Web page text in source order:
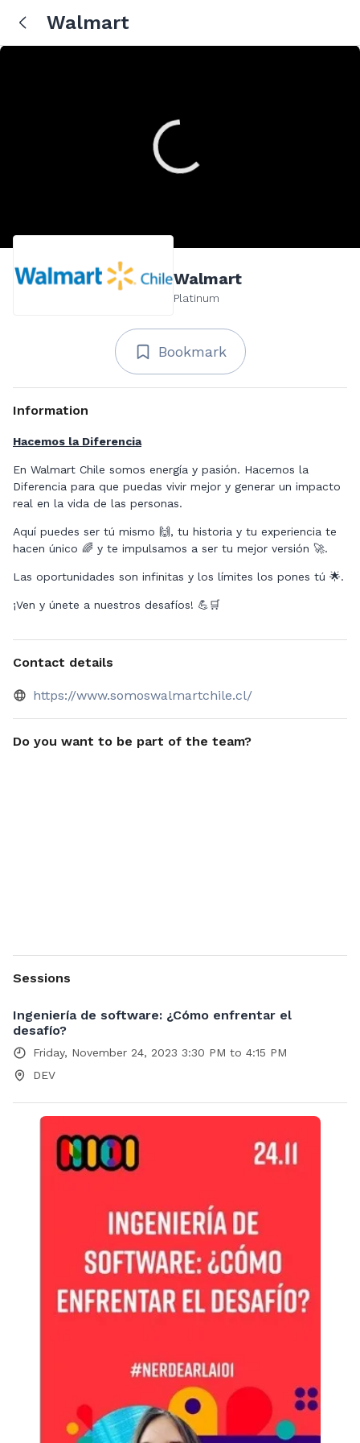
Walmart
Walmart
Platinum
Bookmark
Information
Hacemos la Diferencia
En Walmart Chile somos energía y pasión. Hacemos la
Diferencia para que puedas vivir mejor y generar un impacto
real en la vida de las personas.
Aquí puedes ser tú mismo 🙌, tu historia y tu experiencia te
hacen único 🌈 y te impulsamos a ser tu mejor versión 🚀.
Las oportunidades son infinitas y los límites los pones tú 🌟.
¡Ven y únete a nuestros desafíos! 💪🛒
Contact details
https://www.somoswalmartchile.cl/
Do you want to be part of the team?
Sessions
Ingeniería de software: ¿Cómo enfrentar el
desafío?
Friday, November 24, 2023 3:30 PM to 4:15 PM
DEV